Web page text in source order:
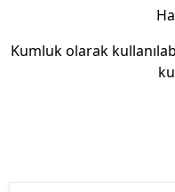
Kumluk olarak